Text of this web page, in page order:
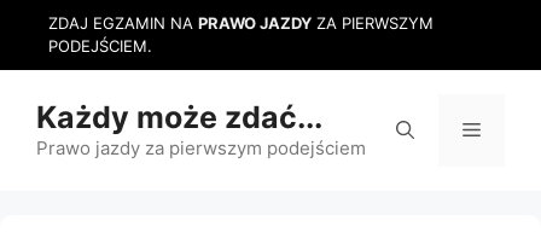
Przejdź
treści
ZDAJ EGZAMIN NA PRAWO JAZDY ZA PIERWSZYM
PODEJŚCIEM.
Każdy może zdać...
Prawo jazdy za pierwszym podejściem
Menu